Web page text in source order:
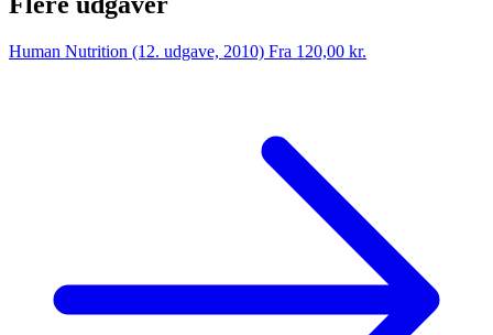
Human Nutrition (12. udgave, 2010) Fra 120,00 kr.